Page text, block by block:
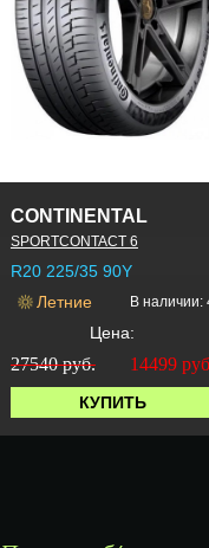
CONTINENTAL
SPORTCONTACT 6
R20 225/35 90Y
Летние
В наличии:
Цена:
27540 руб. 14499
КУПИТЬ